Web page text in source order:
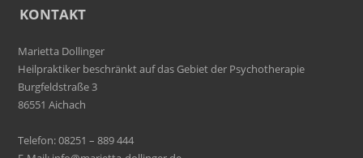
KONTAKT
Marietta Dollinger
Heilpraktiker beschränkt auf das Gebiet der Psychotherapie
Burgfeldstraße 3
86551 Aichach
Telefon: 08251 – 889 444